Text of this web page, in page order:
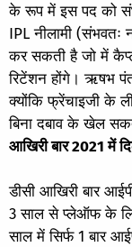
के रूप में इस पद को
IPL नीलामी
कर सकती है जो में
रिटेंशन होंगे। ऋषभ
क्योंकि फ्रेंचाइजी के
बिना दबाव के खेल
आखिरी बार 2021 में
डीसी आखिरी बार
3 साल से प्लेऑफ के लिए
साल में सिर्फ 1 बार